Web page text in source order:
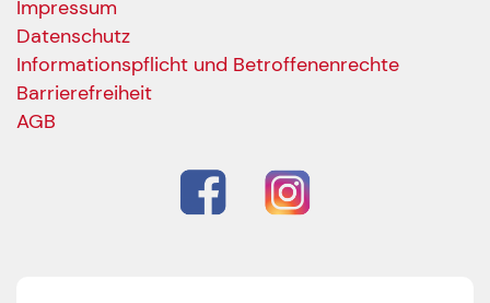
Impressum
Datenschutz
Informationspflicht und Betroffenenrechte
Barrierefreiheit
AGB